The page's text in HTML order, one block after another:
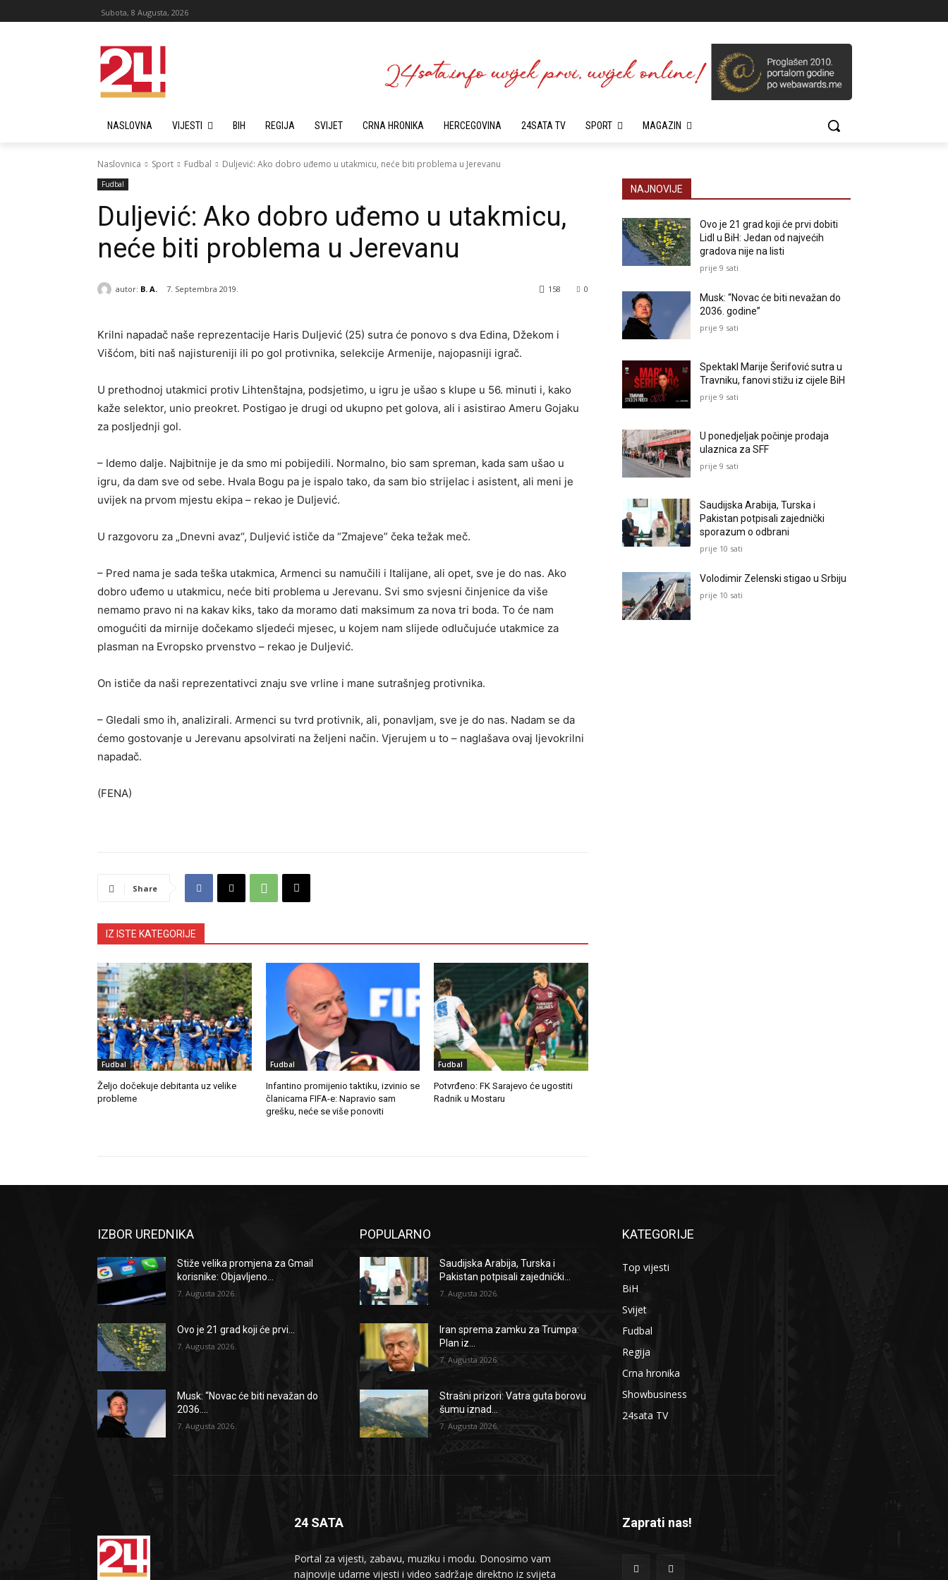
Subota, 8 Augusta, 2026
NASLOVNA VIJESTI BIH REGIJA SVIJET CRNA HRONIKA HERCEGOVINA 24SATA TV SPORT MAGAZIN
Naslovnica Sport Fudbal Duljević: Ako dobro uđemo u utakmicu, neće biti problema u Jerevanu
Fudbal
Duljević: Ako dobro uđemo u utakmicu,
neće biti problema u Jerevanu
autor: B. A. 7. Septembra 2019. 0
158
Krilni napadač naše reprezentacije Haris Duljević (25) sutra će ponovo s dva Edina, Džekom i
Višćom, biti naš najistureniji ili po gol protivnika, selekcije Armenije, najopasniji igrač.
U prethodnoj utakmici protiv Lihtenštajna, podsjetimo, u igru je ušao s klupe u 56. minuti i, kako
kaže selektor, unio preokret. Postigao je drugi od ukupno pet golova, ali i asistirao Ameru Gojaku
za posljednji gol.
– Idemo dalje. Najbitnije je da smo mi pobijedili. Normalno, bio sam spreman, kada sam ušao u
igru, da dam sve od sebe. Hvala Bogu pa je ispalo tako, da sam bio strijelac i asistent, ali meni je
uvijek na prvom mjestu ekipa – rekao je Duljević.
U razgovoru za „Dnevni avaz“, Duljević ističe da “Zmajeve” čeka težak meč.
– Pred nama je sada teška utakmica, Armenci su namučili i Italijane, ali opet, sve je do nas. Ako
dobro uđemo u utakmicu, neće biti problema u Jerevanu. Svi smo svjesni činjenice da više
nemamo pravo ni na kakav kiks, tako da moramo dati maksimum za nova tri boda. To će nam
omogućiti da mirnije dočekamo sljedeći mjesec, u kojem nam slijede odlučujuće utakmice za
plasman na Evropsko prvenstvo – rekao je Duljević.
On ističe da naši reprezentativci znaju sve vrline i mane sutrašnjeg protivnika.
– Gledali smo ih, analizirali. Armenci su tvrd protivnik, ali, ponavljam, sve je do nas. Nadam se da
ćemo gostovanje u Jerevanu apsolvirati na željeni način. Vjerujem u to – naglašava ovaj ljevokrilni
napadač.
(FENA)
Share
IZ ISTE KATEGORIJE
Fudbal
Željo dočekuje debitanta uz velike
probleme
Fudbal
Infantino promijenio taktiku, izvinio se
članicama FIFA-e: Napravio sam
grešku, neće se više ponoviti
Fudbal
Potvrđeno: FK Sarajevo će ugostiti
Radnik u Mostaru
NAJNOVIJE
Ovo je 21 grad koji će prvi dobiti
Lidl u BiH: Jedan od najvećih
gradova nije na listi
prije 9 sati
Musk: “Novac će biti nevažan do
2036. godine”
prije 9 sati
Spektakl Marije Šerifović sutra u
Travniku, fanovi stižu iz cijele BiH
prije 9 sati
U ponedjeljak počinje prodaja
ulaznica za SFF
prije 9 sati
Saudijska Arabija, Turska i
Pakistan potpisali zajednički
sporazum o odbrani
prije 10 sati
Volodimir Zelenski stigao u Srbiju
prije 10 sati
IZBOR UREDNIKA
Stiže velika promjena za Gmail
korisnike: Objavljeno...
7. Augusta 2026.
Ovo je 21 grad koji će prvi...
7. Augusta 2026.
Musk: “Novac će biti nevažan do
2036....
7. Augusta 2026.
POPULARNO
Saudijska Arabija, Turska i
Pakistan potpisali zajednički...
7. Augusta 2026.
Iran sprema zamku za Trumpa:
Plan iz...
7. Augusta 2026.
Strašni prizori: Vatra guta borovu
šumu iznad...
7. Augusta 2026.
KATEGORIJE
Top vijesti
BiH
Svijet
Fudbal
Regija
Crna hronika
Showbusiness
24sata TV
24 SATA
Portal za vijesti, zabavu, muziku i modu. Donosimo vam
najnovije udarne vijesti i video sadržaje direktno iz svijeta
Zaprati nas!